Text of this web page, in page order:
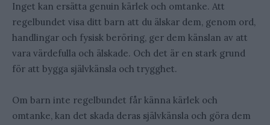
Inget kan ersätta genuin kärlek och omtanke. Att
regelbundet visa ditt barn att du älskar dem, genom ord,
handlingar och fysisk beröring, ger dem känslan av att
vara värdefulla och älskade. Och det är en stark grund
för att bygga självkänsla och trygghet.
Om barn inte regelbundet får känna kärlek och
omtanke, kan det skada deras självkänsla och göra dem